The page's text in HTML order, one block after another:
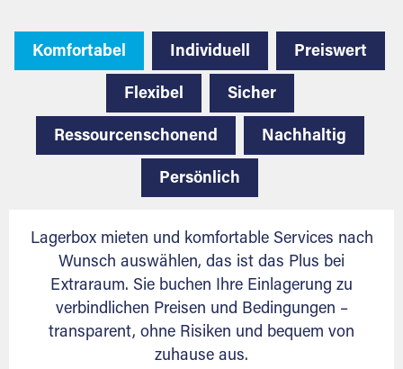
Komfortabel Individuell Preiswert
Flexibel Sicher
Ressourcenschonend Nachhaltig
Persönlich
Lagerbox mieten und komfortable Services nach
Wunsch auswählen, das ist das Plus bei
Extraraum. Sie buchen Ihre Einlagerung zu
verbindlichen Preisen und Bedingungen –
transparent, ohne Risiken und bequem von
zuhause aus.